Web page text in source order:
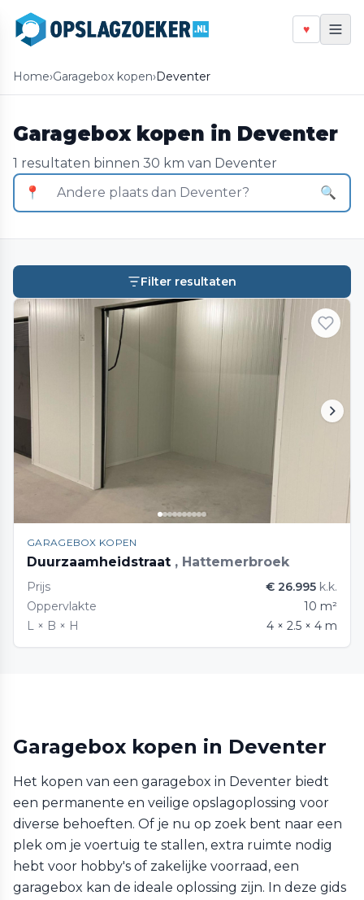
♥
Home›Garagebox kopen›Deventer
Garagebox kopen in Deventer
1 resultaten binnen 30 km van Deventer
📍
🔍
Filter resultaten
GARAGEBOX KOPEN
Duurzaamheidstraat , Hattemerbroek
Prijs € 26.995 k.k.
Oppervlakte
10 m²
L × B × H
4 × 2.5 × 4 m
Garagebox kopen in Deventer
Het kopen van een garagebox in Deventer biedt
een permanente en veilige opslagoplossing voor
diverse behoeften. Of je nu op zoek bent naar een
plek om je voertuig te stallen, extra ruimte nodig
hebt voor hobby's of zakelijke voorraad, een
garagebox kan de ideale oplossing zijn. In deze gids